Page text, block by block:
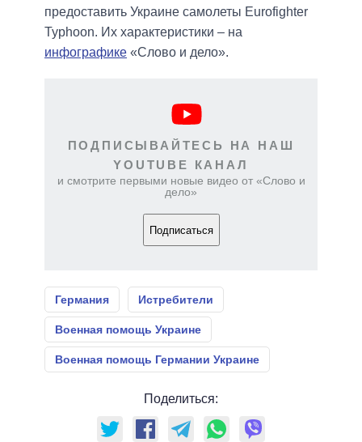
предоставить Украине самолеты Eurofighter
Typhoon. Их характеристики – на
инфографике «Слово и дело».
ПОДПИСЫВАЙТЕСЬ НА НАШ
YOUTUBE КАНАЛ
и смотрите первыми новые видео от «Слово и
дело»
Подписаться
Германия Истребители
Военная помощь Украине
Военная помощь Германии Украине
Поделиться: